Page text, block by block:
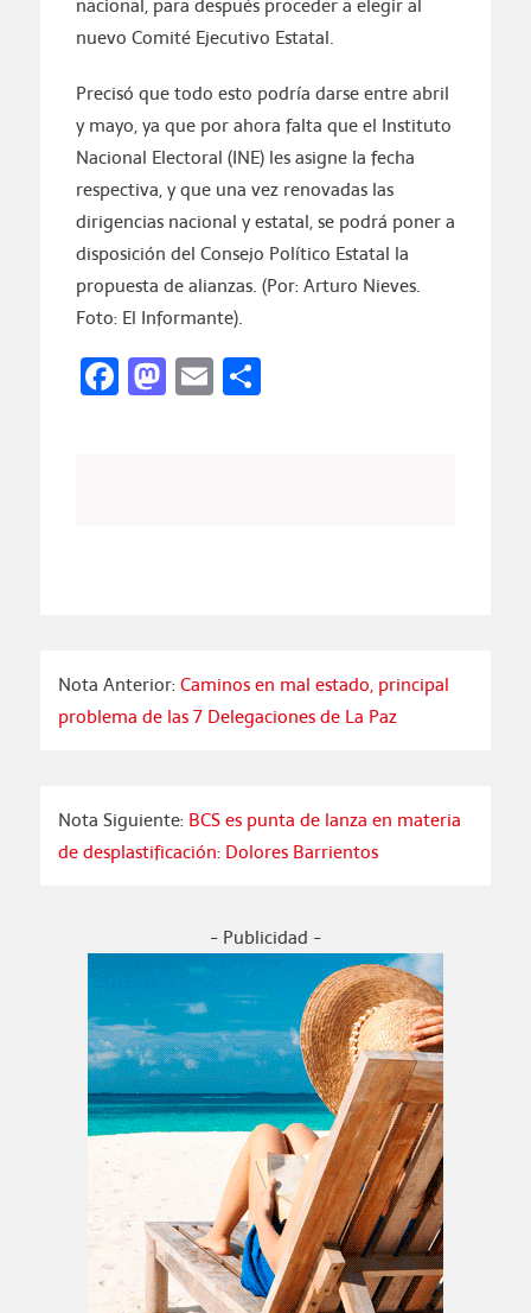
nacional, para después proceder a elegir al
nuevo Comité Ejecutivo Estatal.
Precisó que todo esto podría darse entre abril
y mayo, ya que por ahora falta que el Instituto
Nacional Electoral (INE) les asigne la fecha
respectiva, y que una vez renovadas las
dirigencias nacional y estatal, se podrá poner a
disposición del Consejo Político Estatal la
propuesta de alianzas. (Por: Arturo Nieves.
Foto: El Informante).
Facebook
Mastodon
EmailCompartir
Nota Anterior:Caminos en mal estado, principal
problema de las 7 Delegaciones de La Paz
Nota Siguiente: BCS es punta de lanza en materia
de desplastificación: Dolores Barrientos
- Publicidad -